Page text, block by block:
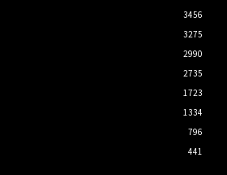
3456
3275
2990
2735
1723
1334
796
441